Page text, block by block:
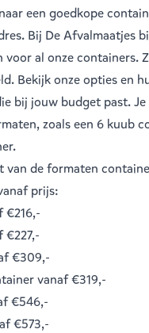
een goedkope
Bij De Afvalmaatjes
al onze containers.
Bekijk onze opties en
bij jouw budget past.
zoals een 6 kuub
.
van de formaten
prijs:
€216,-
€227,-
€309,-
vanaf €319,-
€546,-
€573,-